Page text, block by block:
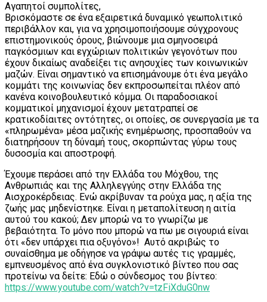
Αγαπητοί συμπολίτες,
Βρισκόμαστε σε ένα εξαιρετικά δυναμικό γεωπολιτικό
περιβάλλον και, για να χρησιμοποιήσουμε σύγχρονους
επιστημονικούς όρους, βιώνουμε μια σμηνοσειρά
παγκόσμιων και εγχώριων πολιτικών γεγονότων που
έχουν δικαίως αναδείξει τις ανησυχίες των κοινωνικών
μαζών. Είναι σημαντικό να επισημάνουμε ότι ένα μεγάλο
κομμάτι της κοινωνίας δεν εκπροσωπείται πλέον από
κανένα κοινοβουλευτικό κόμμα. Οι παραδοσιακοί
κομματικοί μηχανισμοί έχουν μετατραπεί σε
κρατικοδίαιτες οντότητες, οι οποίες, σε συνεργασία με τα
«πληρωμένα» μέσα μαζικής ενημέρωσης, προσπαθούν να
διατηρήσουν τη δύναμή τους, σκορπώντας γύρω τους
δυσοσμία και αποστροφή.
Έχουμε περάσει από την Ελλάδα του Μόχθου, της
Ανθρωπιάς και της Αλληλεγγύης στην Ελλάδα της
Αισχροκέρδειας. Ενώ ακρίβυναν τα ρούχα μας, η αξία της
ζωής μας μηδενίστηκε. Είναι η μεταπολίτευση η αιτία
αυτού του κακού; Δεν μπορώ να το γνωρίζω με
βεβαιότητα. Το μόνο που μπορώ να πω με σιγουριά είναι
ότι «δεν υπάρχει πια οξυγόνο»! Αυτό ακριβώς το
συναίσθημα με οδήγησε να γράψω αυτές τις γραμμές,
εμπνευσμένος από ένα συγκλονιστικό βίντεο που σας
προτείνω να δείτε: Εδώ ο σύνδεσμος του βίντεο:
https://www.youtube.com/watch?v=tzFiXduG0nw